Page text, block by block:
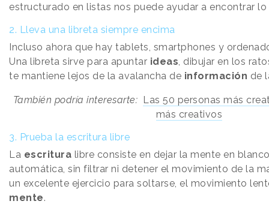
estructurado en listas nos puede ayudar a encontrar
2. Lleva una libreta siempre encima
Incluso ahora que hay tablets, smartphones y
Una libreta sirve para apuntar ideas , dibujar en los
te mantiene lejos de la avalancha de información de
También podría interesarte: Las 50 personas más
más creativos
3. Prueba la escritura libre
La escritura libre consiste en dejar la mente en
automática, sin filtrar ni detener el movimiento de la
un excelente ejercicio para soltarse, el movimiento
mente.